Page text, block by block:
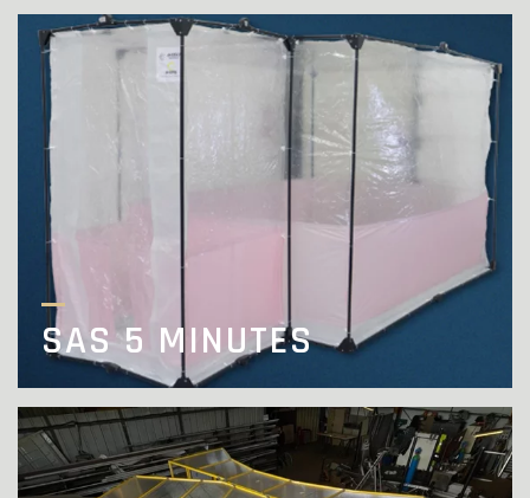
SAS 5 MINUTES